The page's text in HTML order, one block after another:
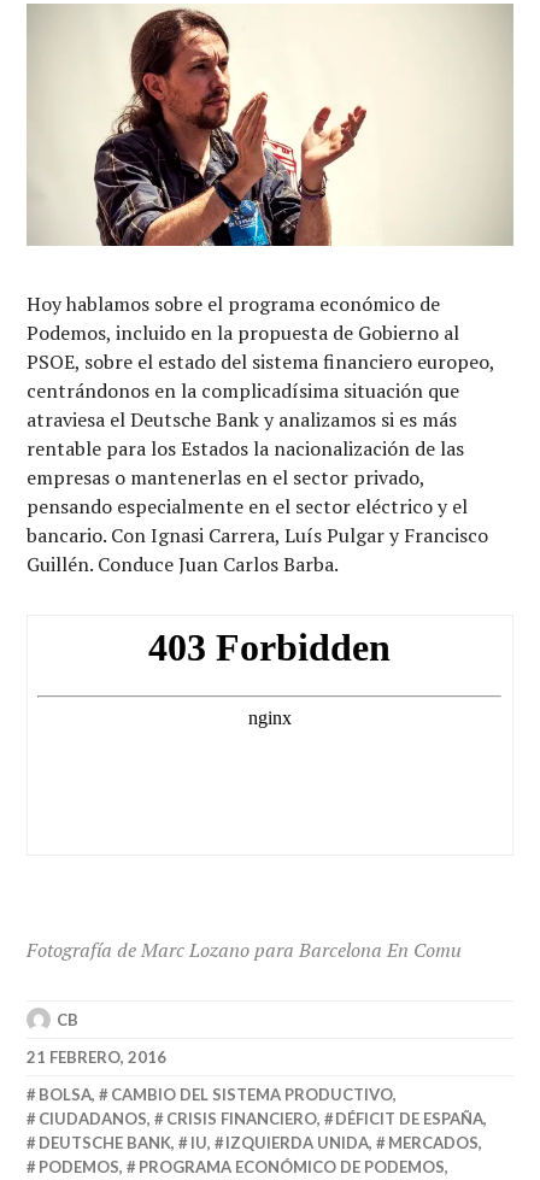
Hoy hablamos sobre el programa económico de
Podemos, incluido en la propuesta de Gobierno al
PSOE, sobre el estado del sistema financiero europeo,
centrándonos en la complicadísima situación que
atraviesa el Deutsche Bank y analizamos si es más
rentable para los Estados la nacionalización de las
empresas o mantenerlas en el sector privado,
pensando especialmente en el sector eléctrico y el
bancario. Con Ignasi Carrera, Luís Pulgar y Francisco
Guillén. Conduce Juan Carlos Barba.
Fotografía de Marc Lozano para Barcelona En Comu
CB
21 FEBRERO, 2016
BOLSA, CAMBIO DEL SISTEMA PRODUCTIVO,
CIUDADANOS, CRISIS FINANCIERO, DÉFICIT DE ESPAÑA,
DEUTSCHE BANK, IU, IZQUIERDA UNIDA, MERCADOS,
PODEMOS, PROGRAMA ECONÓMICO DE PODEMOS,